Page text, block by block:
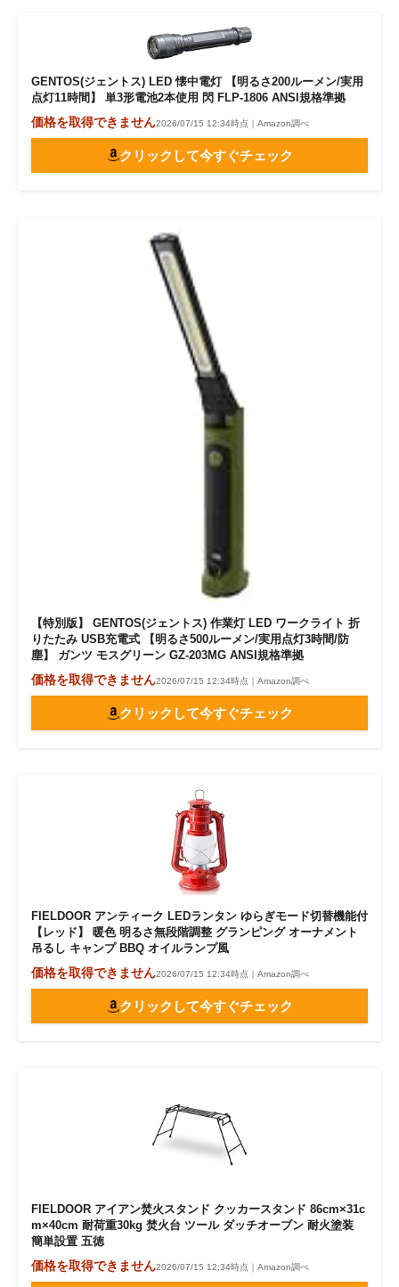
GENTOS(ジェントス) LED 懐中電灯 【明るさ200ルーメン/実用
点灯11時間】 単3形電池2本使用 閃 FLP-1806 ANSI規格準拠
価格を取得できません2026/07/15 12:34時点｜Amazon調べ
クリックして今すぐチェック
【特別版】 GENTOS(ジェントス) 作業灯 LED ワークライト 折
りたたみ USB充電式 【明るさ500ルーメン/実用点灯3時間/防
塵】 ガンツ モスグリーン GZ-203MG ANSI規格準拠
価格を取得できません2026/07/15 12:34時点｜Amazon調べ
クリックして今すぐチェック
FIELDOOR アンティーク LEDランタン ゆらぎモード切替機能付
【レッド】 暖色 明るさ無段階調整 グランピング オーナメント
吊るし キャンプ BBQ オイルランプ風
価格を取得できません2026/07/15 12:34時点｜Amazon調べ
クリックして今すぐチェック
FIELDOOR アイアン焚火スタンド クッカースタンド 86cm×31c
m×40cm 耐荷重30kg 焚火台 ツール ダッチオーブン 耐火塗装
簡単設置 五徳
価格を取得できません2026/07/15 12:34時点｜Amazon調べ